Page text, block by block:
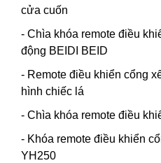
cửa cuốn
- Chìa khóa remote điều
động BEIDI BEID
- Remote điều khiển cổng
hình chiếc lá
- Chìa khóa remote điều
- Khóa remote điều khiển
YH250